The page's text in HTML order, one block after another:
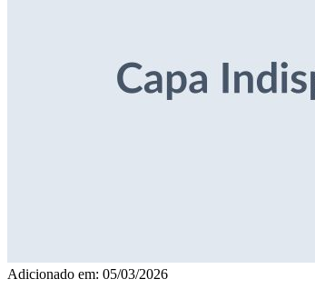
Adicionado em: 05/03/2026